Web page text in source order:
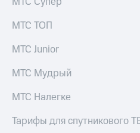
Наушники
и
колонки
Умные
и
дом
МТС ТОП
МТС Junior
МТС Мудрый
МТС Налегке
Тарифы для спутникового